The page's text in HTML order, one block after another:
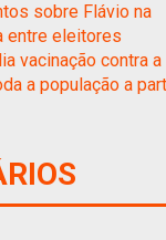
sobre Flávio na
entre eleitores
vacinação contra a
a população a